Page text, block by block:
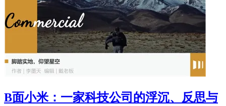
B面小米：一家科技公司的浮沉、反思与